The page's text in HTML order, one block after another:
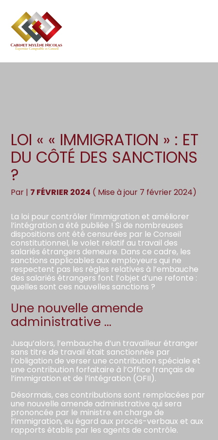
Aller
au
contenu
Création d’entreprise
Gestion au quotidien
Gestion
Compta
LOI « « IMMIGRATION » : ET
DU CÔTÉ DES SANCTIONS
?
Par | 7 FÉVRIER 2024 ( Mise à jour 7 février 2024)
La loi pour contrôler l’immigration et améliorer
l’intégration a été publiée ! Si de nombreuses
dispositions ont été censurées par le Conseil
constitutionnel, le volet relatif au travail des
salariés étrangers demeure. Dans ce cadre, les
sanctions applicables aux employeurs qui ne
respectent pas les règles relatives à l’embauche
des salariés étrangers font l’objet d’une refonte :
quelles sont ces nouvelles sanctions ?
Une nouvelle amende
administrative …
Jusqu’alors, l’embauche d’un travailleur étranger
sans titre de travail était sanctionnée par
l’obligation de verser une contribution spéciale et
une contribution forfaitaire à l’Office français de
l’immigration et de l’intégration (OFII).
Désormais, ces contributions sont remplacées par
une nouvelle amende administrative qui sera
prononcée par le ministre en charge de
l’immigration, eu égard aux procès-verbaux et aux
rapports établis par les agents de contrôle.